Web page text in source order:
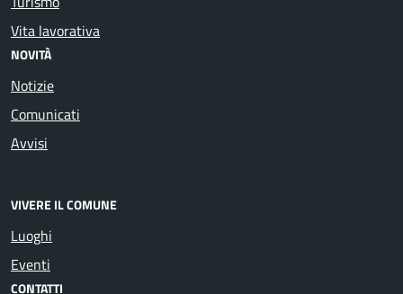
Vita lavorativa
NOVITÀ
Notizie
Comunicati
Avvisi
VIVERE IL COMUNE
Luoghi
Eventi
CONTATTI